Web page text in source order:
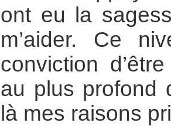
ont eu la
m’aider. Ce
conviction
au plus profond
là mes raisons